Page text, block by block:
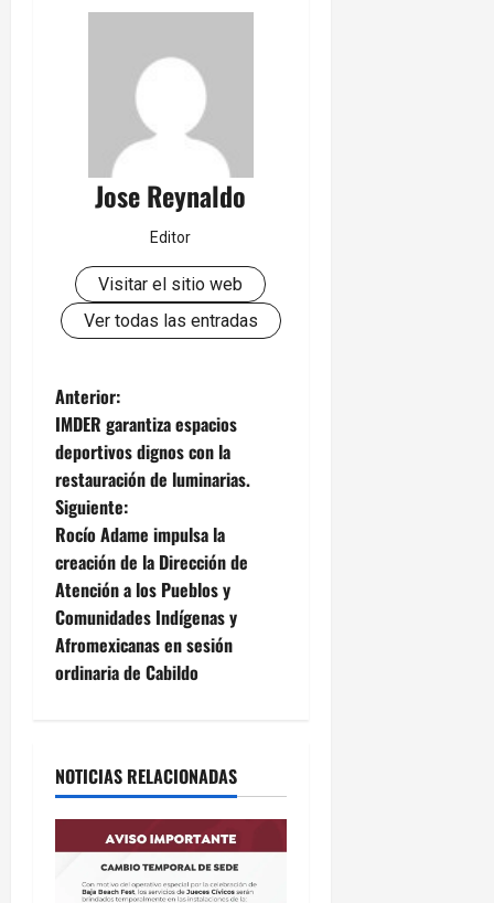
Jose Reynaldo
Editor
Visitar el sitio web
Ver todas las entradas
N
a
v
e
g
a
c
ó
n
d
Anterior:
IMDER garantiza espacios
deportivos dignos con la
restauración de luminarias.
Siguiente:
Rocío Adame impulsa la
creación de la Dirección de
Atención a los Pueblos y
Comunidades Indígenas y
Afromexicanas en sesión
ordinaria de Cabildo
NOTICIAS RELACIONADAS